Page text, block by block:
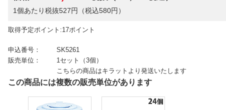
1個あたり税抜527円（税込580円）
取得予定ポイント:17ポイント
申込番号：
SK5261
販売単位：
1セット（3個）
こちらの商品はキラットより発送いたします
この商品には複数の販売単位があります